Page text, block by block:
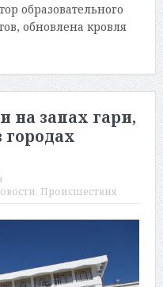
образовательного
обновлена кровля
на запах гари,
городах
, Происшествия